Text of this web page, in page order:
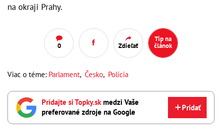
na okraji Prahy.
0 Zdieľať
Tip na
článok
Viac o téme: Parlament, Česko, Polícia
Pridajte si Topky.skmedzi Vaše
preferované zdroje na Google
Pridať